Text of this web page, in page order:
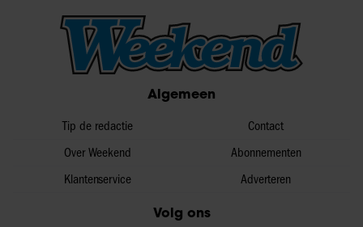
Algemeen
Tip de redactie
Over Weekend
Klantenservice
Contact
Abonnementen
Adverteren
Volg ons